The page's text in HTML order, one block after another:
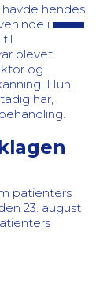
hendes
i
til
blevet
og
Hun
har,
patienters
23. august